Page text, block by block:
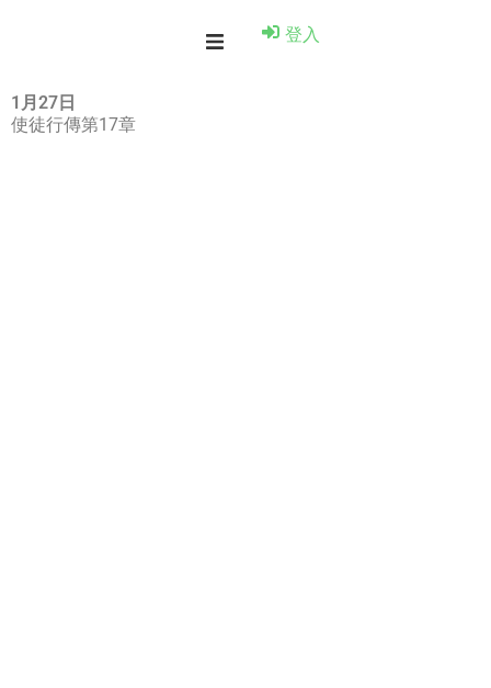
登入
1月27日
使徒行傳第17章